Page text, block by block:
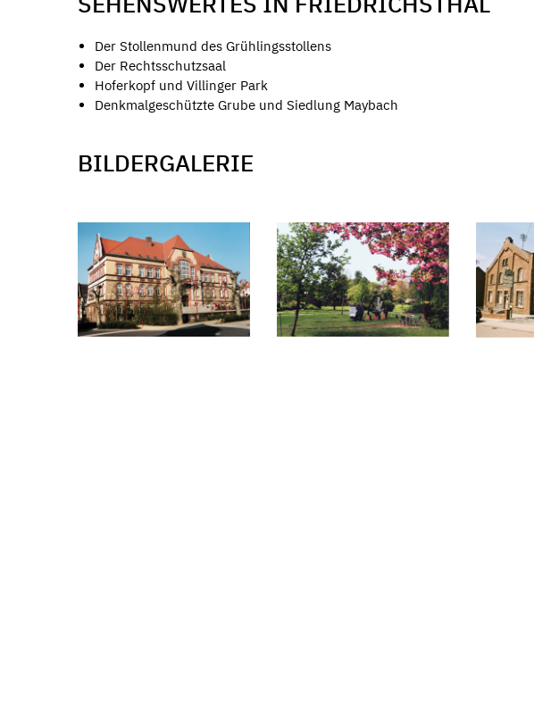
Der Stollenmund des Grühlingsstollens
Der Rechtsschutzsaal
Hoferkopf und Villinger Park
Denkmalgeschützte Grube und Siedlung Maybach
BILDERGALERIE